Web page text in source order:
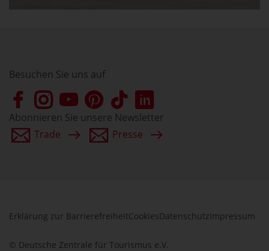
Besuchen Sie uns auf
Abonnieren Sie unsere Newsletter
Trade
Presse
Erklärung zur BarrierefreiheitCookiesDatenschutz Impressum
© Deutsche Zentrale für Tourismus e.V.